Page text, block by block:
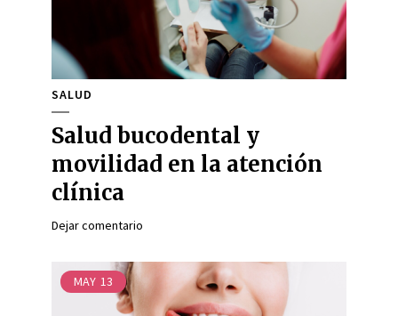
SALUD
Salud bucodental y
movilidad en la atención
clínica
Dejar comentario
MAY 13